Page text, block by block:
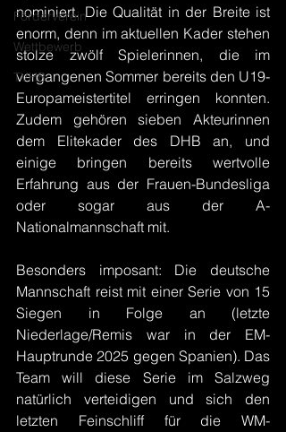
Förderverein
Wettbewerb
TVHB
nominiert. Die Qualität in der Breite ist
enorm, denn im aktuellen Kader stehen
stolze zwölf Spielerinnen, die im
vergangenen Sommer bereits den U19-
Europameistertitel erringen konnten.
Zudem gehören sieben Akteurinnen
dem Elitekader des DHB an, und
einige bringen bereits wertvolle
Erfahrung aus der Frauen-Bundesliga
oder sogar aus der A-
Nationalmannschaft mit.
Besonders imposant: Die deutsche
Mannschaft reist mit einer Serie von 15
Siegen in Folge an (letzte
Niederlage/Remis war in der EM-
Hauptrunde 2025 gegen Spanien). Das
Team will diese Serie im Salzweg
natürlich verteidigen und sich den
letzten Feinschliff für die WM-